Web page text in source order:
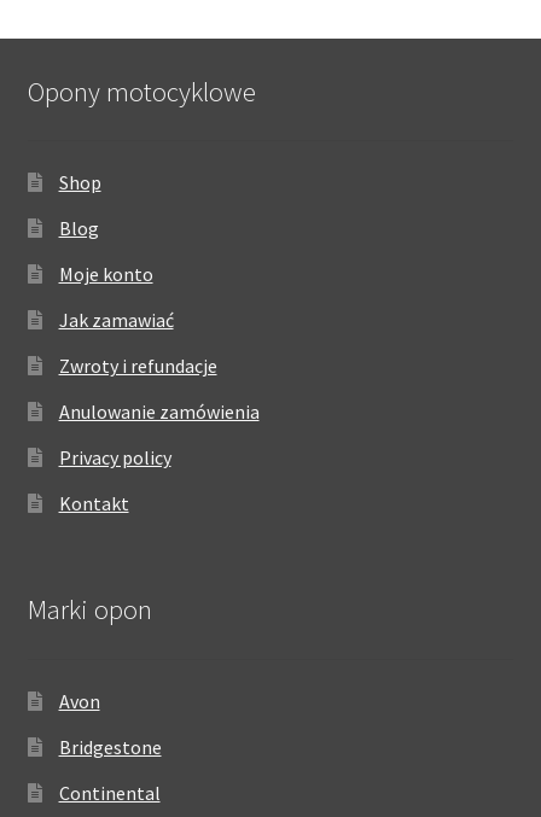
Opony motocyklowe
Shop
Blog
Moje konto
Jak zamawiać
Zwroty i refundacje
Anulowanie zamówienia
Privacy policy
Kontakt
Marki opon
Avon
Bridgestone
Continental